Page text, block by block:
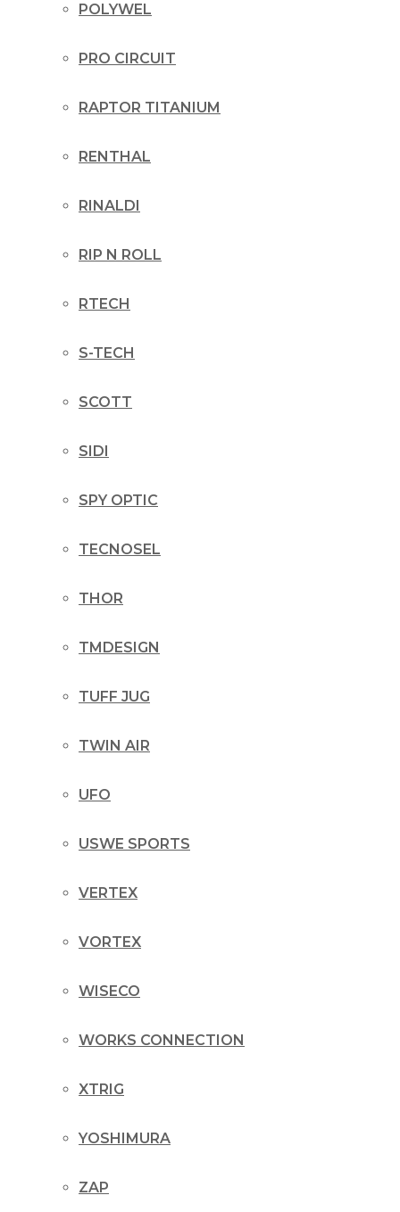
POLYWEL
PRO CIRCUIT
RAPTOR TITANIUM
RENTHAL
RINALDI
RIP N ROLL
RTECH
S-TECH
SCOTT
SIDI
SPY OPTIC
TECNOSEL
THOR
TMDESIGN
TUFF JUG
TWIN AIR
UFO
USWE SPORTS
VERTEX
VORTEX
WISECO
WORKS CONNECTION
XTRIG
YOSHIMURA
ZAP